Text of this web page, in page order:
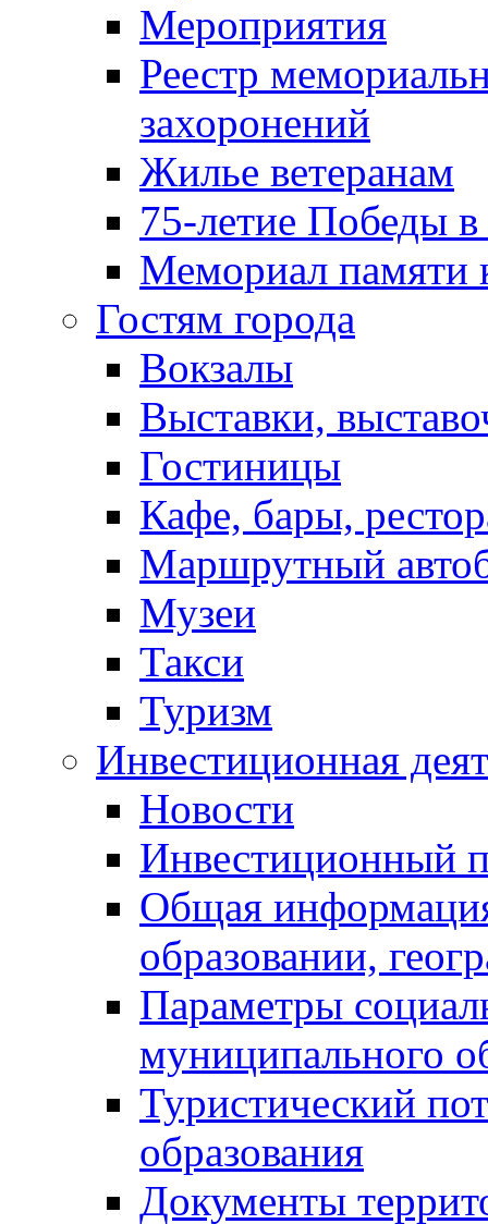
Мероприятия
Реестр
захоронений
Жилье ветеранам
75-летие Победы
Мемориал памяти
Гостям города
Вокзалы
Выставки,
Гостиницы
Кафе, бары,
Маршрутный
Музеи
Такси
Туризм
Инвестиционная
Новости
Инвестиционный
Общая
образовании,
Параметры
муниципального
Туристический
образования
Документы